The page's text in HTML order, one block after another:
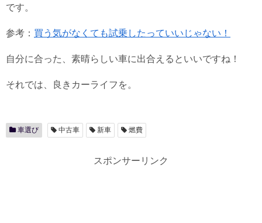
です。
参考： 買う気がなくても試乗したっていいじゃない！
自分に合った、素晴らしい車に出合えるといいですね！
それでは、良きカーライフを。
車選び 中古車 新車 燃費
スポンサーリンク